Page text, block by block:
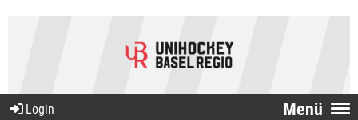
Menü
Login